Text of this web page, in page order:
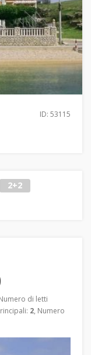
ID: 53115
2+2
di letti
2, Numero